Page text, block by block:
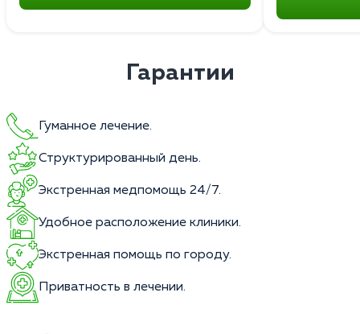
Гарантии
Гуманное лечение.
Структурированный день.
Экстренная медпомощь 24/7.
Удобное расположение клиники.
Экстренная помощь по городу.
Приватность в лечении.